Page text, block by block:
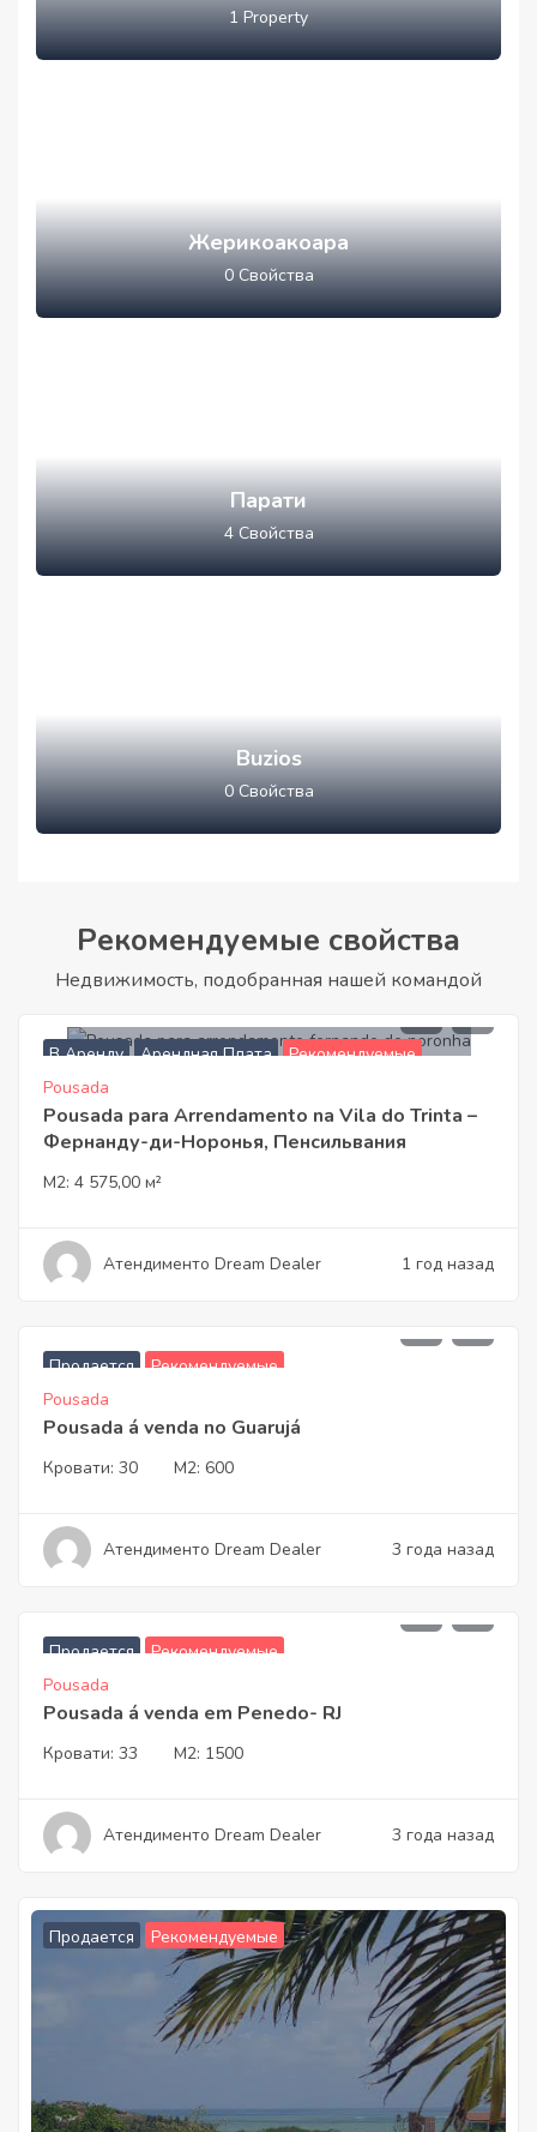
1Property
Жерикоакоара
0Свойства
Парати
4Свойства
Buzios
0Свойства
Рекомендуемые свойства
Недвижимость, подобранная нашей командой
В Аренду Арендная Плата Рекомендуемые
40.000
Pousada
Pousada para Arrendamento na Vila do Trinta –
Фернанду-ди-Норонья, Пенсильвания
M2: 4 575,00 м²
Атендименто Dream Dealer 1 год назад
Продается Рекомендуемые
Pousada
Pousada á venda no Guarujá
Кровати: 30 M2: 600
Атендименто Dream Dealer 3 года назад
Продается Рекомендуемые
Pousada
Pousada á venda em Penedo- RJ
Кровати: 33 M2: 1500
Атендименто Dream Dealer 3 года назад
Продается Рекомендуемые